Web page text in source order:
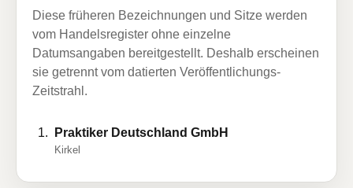
Diese früheren Bezeichnungen und Sitze werden
vom Handelsregister ohne einzelne
Datumsangaben bereitgestellt. Deshalb erscheinen
sie getrennt vom datierten Veröffentlichungs-
Zeitstrahl.
Praktiker Deutschland GmbH
Kirkel